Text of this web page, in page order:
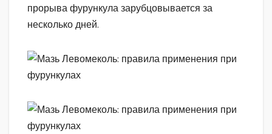
прорыва фурункула зарубцовывается за
несколько дней.